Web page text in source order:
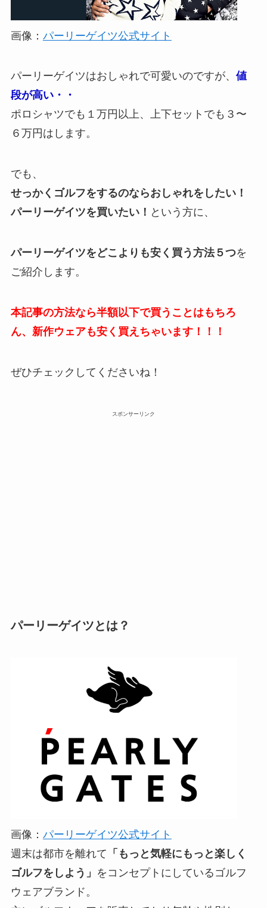
画像： パーリーゲイツ公式サイト
パーリーゲイツはおしゃれで可愛いのですが、 値
段が高い・・
ポロシャツでも１万円以上、上下セットでも３〜
６万円はします。
でも、
せっかくゴルフをするのならおしゃれをしたい！
パーリーゲイツを買いたい！ という方に、
パーリーゲイツをどこよりも安く買う方法５つを
ご紹介します。
本記事の方法なら半額以下で買うことはもちろ
ん、新作ウェアも安く買えちゃいます！！！
ぜひチェックしてくださいね！
スポンサーリンク
パーリーゲイツとは？
画像： パーリーゲイツ公式サイト
週末は都市を離れて 「もっと気軽にもっと楽しく
ゴルフをしよう」 をコンセプトにしているゴルフ
ウェアブランド。